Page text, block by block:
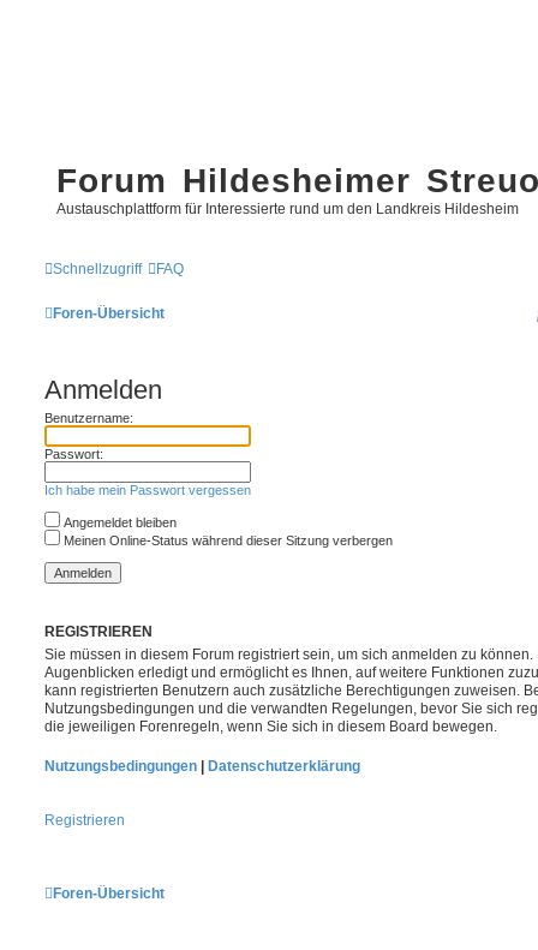
Forum Hildesheimer
Austauschplattform für Interessierte rund um den Landkreis Hildesheim
Schnellzugriff FAQ
Foren-Übersicht
Anmelden
Benutzername:
Passwort:
Ich habe mein Passwort vergessen
Angemeldet bleiben
Meinen Online-Status während dieser Sitzung verbergen
REGISTRIEREN
Sie müssen in diesem Forum registriert sein, um sich anmelden zu
Augenblicken erledigt und ermöglicht es Ihnen, auf weitere Funktionen
kann registrierten Benutzern auch zusätzliche Berechtigungen zuweisen.
Nutzungsbedingungen und die verwandten Regelungen, bevor Sie sich
die jeweiligen Forenregeln, wenn Sie sich in diesem Board bewegen.
Nutzungsbedingungen Datenschutzerklärung
Registrieren
Foren-Übersicht